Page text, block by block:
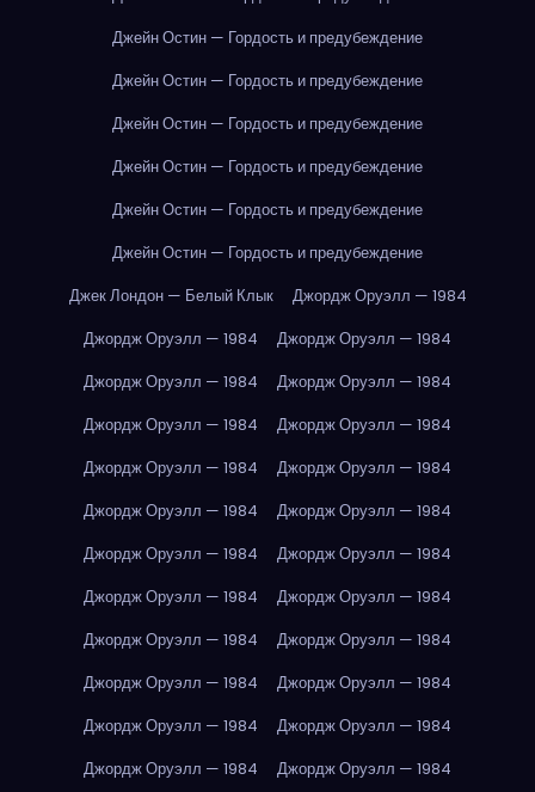
Джейн Остин — Гордость и предубеждение
Джейн Остин — Гордость и предубеждение
Джейн Остин — Гордость и предубеждение
Джейн Остин — Гордость и предубеждение
Джейн Остин — Гордость и предубеждение
Джейн Остин — Гордость и предубеждение
Джек Лондон — Белый Клык
Джордж Оруэлл — 1984
Джордж Оруэлл — 1984
Джордж Оруэлл — 1984
Джордж Оруэлл — 1984
Джордж Оруэлл — 1984
Джордж Оруэлл — 1984
Джордж Оруэлл — 1984
Джордж Оруэлл — 1984
Джордж Оруэлл — 1984
Джордж Оруэлл — 1984
Джордж Оруэлл — 1984
Джордж Оруэлл — 1984
Джордж Оруэлл — 1984
Джордж Оруэлл — 1984
Джордж Оруэлл — 1984
Джордж Оруэлл — 1984
Джордж Оруэлл — 1984
Джордж Оруэлл — 1984
Джордж Оруэлл — 1984
Джордж Оруэлл — 1984
Джордж Оруэлл — 1984
Джордж Оруэлл — 1984
Джордж Оруэлл — 1984